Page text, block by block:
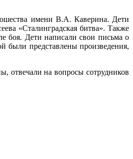
имени В.А. Каверина. Дети
«Сталинградская битва». Также
боя. Дети написали свои письма о
были представлены произведения,
отвечали на вопросы сотрудников